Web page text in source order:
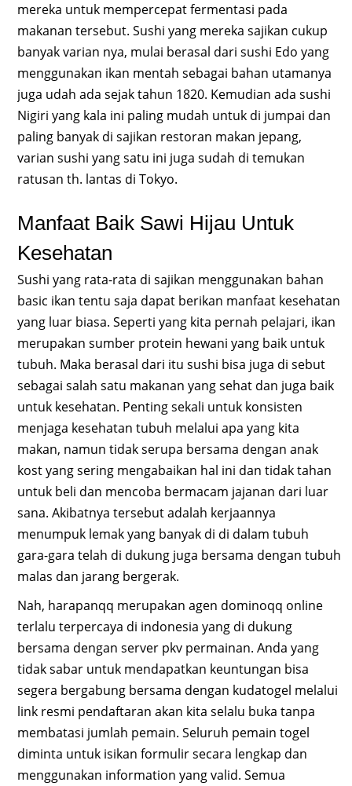
mereka untuk mempercepat fermentasi pada
makanan tersebut. Sushi yang mereka sajikan cukup
banyak varian nya, mulai berasal dari sushi Edo yang
menggunakan ikan mentah sebagai bahan utamanya
juga udah ada sejak tahun 1820. Kemudian ada sushi
Nigiri yang kala ini paling mudah untuk di jumpai dan
paling banyak di sajikan restoran makan jepang,
varian sushi yang satu ini juga sudah di temukan
ratusan th. lantas di Tokyo.
Manfaat Baik Sawi Hijau Untuk
Kesehatan
Sushi yang rata-rata di sajikan menggunakan bahan
basic ikan tentu saja dapat berikan manfaat kesehatan
yang luar biasa. Seperti yang kita pernah pelajari, ikan
merupakan sumber protein hewani yang baik untuk
tubuh. Maka berasal dari itu sushi bisa juga di sebut
sebagai salah satu makanan yang sehat dan juga baik
untuk kesehatan. Penting sekali untuk konsisten
menjaga kesehatan tubuh melalui apa yang kita
makan, namun tidak serupa bersama dengan anak
kost yang sering mengabaikan hal ini dan tidak tahan
untuk beli dan mencoba bermacam jajanan dari luar
sana. Akibatnya tersebut adalah kerjaannya
menumpuk lemak yang banyak di di dalam tubuh
gara-gara telah di dukung juga bersama dengan tubuh
malas dan jarang bergerak.
Nah, harapanqq merupakan agen dominoqq online
terlalu terpercaya di indonesia yang di dukung
bersama dengan server pkv permainan. Anda yang
tidak sabar untuk mendapatkan keuntungan bisa
segera bergabung bersama dengan kudatogel melalui
link resmi pendaftaran akan kita selalu buka tanpa
membatasi jumlah pemain. Seluruh pemain togel
diminta untuk isikan formulir secara lengkap dan
menggunakan information yang valid. Semua